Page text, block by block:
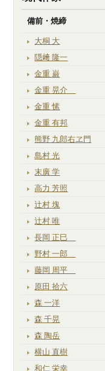
備前・焼締
大桐 大
隠﨑 隆一
金重 巌
金重 晃介
金重 愫
金重 有邦
熊野 九郎右ヱ門
島村 光
末廣 学
高力 芳照
辻村 塊
辻村 唯
長岡 正巳
野村 一郎
藤岡 周平
原田 拾六
森 一洋
森 千晃
森 陶岳
横山 直樹
和仁 栄幸